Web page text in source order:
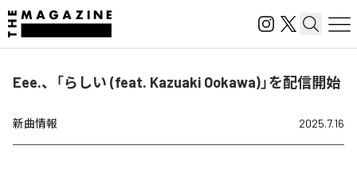
Eee.、「らしい (feat. Kazuaki Ookawa)」を配信開始
新曲情報 2025.7.16